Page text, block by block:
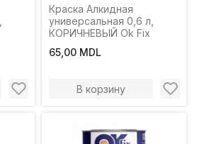
Краска Алкидная
универсальная 0,6 л,
КОРИЧНЕВЫЙ Ok Fix
65,00 MDL
В корзину